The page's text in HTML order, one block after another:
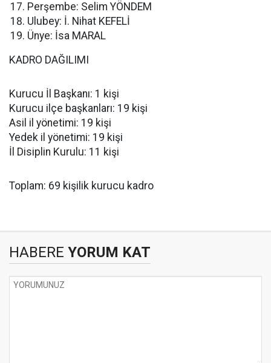
Perşembe: Selim YÖNDEM
Ulubey: İ. Nihat KEFELİ
Ünye: İsa MARAL
KADRO DAĞILIMI
Kurucu İl Başkanı: 1 kişi
Kurucu ilçe başkanları: 19 kişi
Asil il yönetimi: 19 kişi
Yedek il yönetimi: 19 kişi
İl Disiplin Kurulu: 11 kişi
Toplam: 69 kişilik kurucu kadro
HABERE YORUM KAT